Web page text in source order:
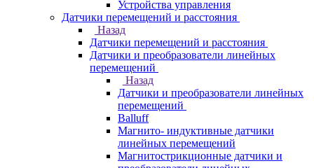
Устройства управления
Датчики перемещений и расстояния
Назад
Датчики перемещений и расстояния
Датчики и преобразователи линейных
перемещений
Назад
Датчики и преобразователи линейных
перемещений
Balluff
Магнито- индуктивные датчики
линейных перемещений
Магнитострикционные датчики и